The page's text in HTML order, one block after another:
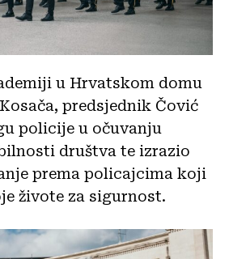
u Hrvatskom domu
predsjednik Čović
policije u očuvanju
društva te izrazio
prema policajcima koji
živote za sigurnost.